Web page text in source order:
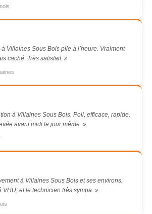
à Villaines Sous Bois pile à l’heure. Vraiment
caché. Très satisfait. »
à Villaines Sous Bois. Poli, efficace, rapide.
avant midi le jour même. »
à Villaines Sous Bois et ses environs.
VHU, et le technicien très sympa. »